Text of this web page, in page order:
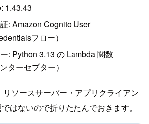
1.43.43
: Amazon Cognito User
フロー）
: Python 3.13 の Lambda 関数
ターセプター）
ソースサーバー・アプリクライアン
はないので折りたたんでおきます。